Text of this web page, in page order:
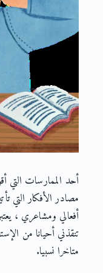
أحد الممارسات التي
مصادر الأفكار التي
أفعالي ومشاعري ،
تنقذني أحيانا من
متاخرا نسبيا.